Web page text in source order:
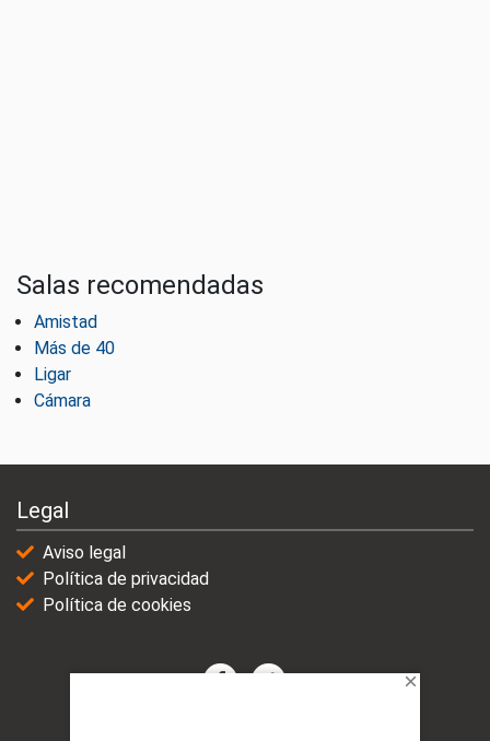
Salas recomendadas
Amistad
Más de 40
Ligar
Cámara
Legal
Aviso legal
Política de privacidad
Política de cookies